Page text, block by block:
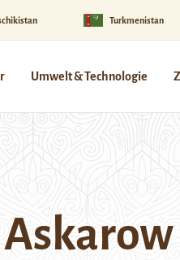
Turkmenistan
Umwelt & Technologie